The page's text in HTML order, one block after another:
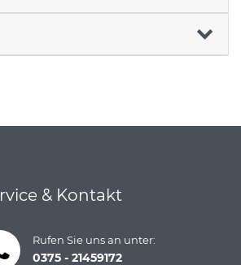
& Kontakt
Rufen Sie uns an unter:
0375 - 21459172